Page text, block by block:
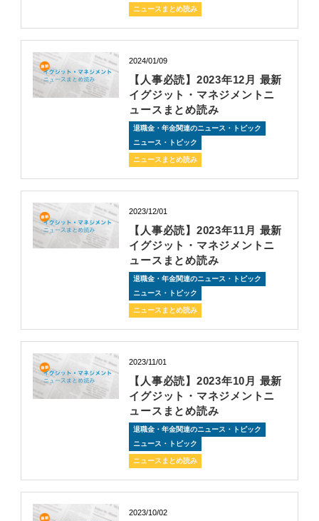
ニュースまとめ読み
2024/01/09
【人事必読】2023年12月 最新
イグジット・マネジメントニ
ュースまとめ読み
退職金・年金関連のニュース・トピック
ニュース・トピック
ニュースまとめ読み
2023/12/01
【人事必読】2023年11月 最新
イグジット・マネジメントニ
ュースまとめ読み
退職金・年金関連のニュース・トピック
ニュース・トピック
ニュースまとめ読み
2023/11/01
【人事必読】2023年10月 最新
イグジット・マネジメントニ
ュースまとめ読み
退職金・年金関連のニュース・トピック
ニュース・トピック
ニュースまとめ読み
2023/10/02